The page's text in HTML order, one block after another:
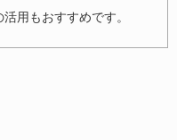
用もおすすめです。